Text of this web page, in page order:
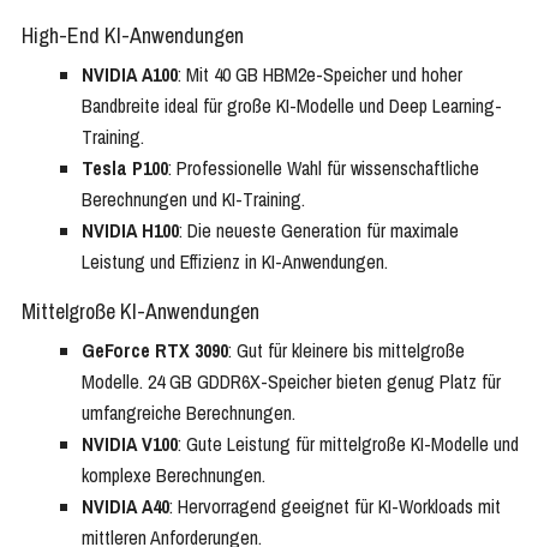
High-End KI-Anwendungen
NVIDIA A100: Mit 40 GB HBM2e-Speicher und hoher
Bandbreite ideal für große KI-Modelle und Deep Learning-
Training.
Tesla P100: Professionelle Wahl für wissenschaftliche
Berechnungen und KI-Training.
NVIDIA H100: Die neueste Generation für maximale
Leistung und Effizienz in KI-Anwendungen.
Mittelgroße KI-Anwendungen
GeForce RTX 3090: Gut für kleinere bis mittelgroße
Modelle. 24 GB GDDR6X-Speicher bieten genug Platz für
umfangreiche Berechnungen.
NVIDIA V100: Gute Leistung für mittelgroße KI-Modelle und
komplexe Berechnungen.
NVIDIA A40: Hervorragend geeignet für KI-Workloads mit
mittleren Anforderungen.